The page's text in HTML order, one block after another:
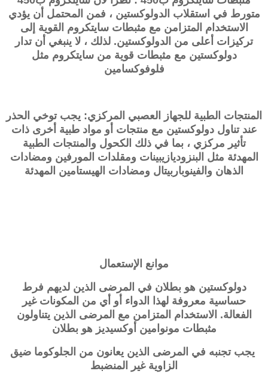
متورط في استقلاب الدولوكستين ، فمن المحتمل أن يؤدي
الاستخدام المتزامن مع مثبطات سايتكروم القوية إلى
تركيزات أعلى من الدولوكستين. لذلك ، لا ينبغي أن تدار
دولوكستين مع مثبطات قوية من سايتكروم مثل
فلوفوكسامين
المنتجات الطبية للجهاز العصبي المركزي: يجب توخي الحذر
عند تناول دولوكستين مع منتجات أو مواد طبية أخرى ذات
تأثير مركزي ، بما في ذلك الكحول والمنتجات الطبية
المهدئة مثل البنزوديازيبينات ومقلدات المورفين ومضادات
الذهان والفينوباربيتال ومضادات الهيستامين المهدئة
موانع الإستعمال
دولوكستين هو بطلان في المرضى الذين لديهم فرط
حساسية معروفة لهذا الدواء أو أي من المكونات غير
الفعالة. الاستخدام المتزامن مع المرضى الذين يتناولون
مثبطات مونوامين أوكسيديز هو بطلان
يجب تجنبه في المرضى الذين يعانون من الجلوكوما ضيق
الزاوية غير المنضبط